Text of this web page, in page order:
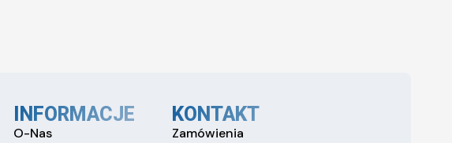
INFORMACJE
O-Nas
KONTAKT
Zamówienia